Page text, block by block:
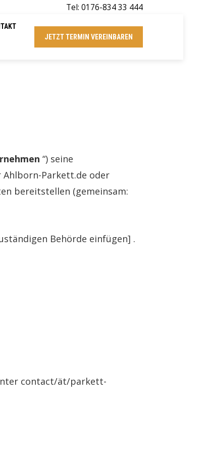
Tel: 0176-834 33 444
JETZT TERMIN VEREINBAREN
“) seine
Ahlborn-Parkett.de oder
bereitstellen (gemeinsam:
Behörde einfügen] .
contact/ät/parkett-